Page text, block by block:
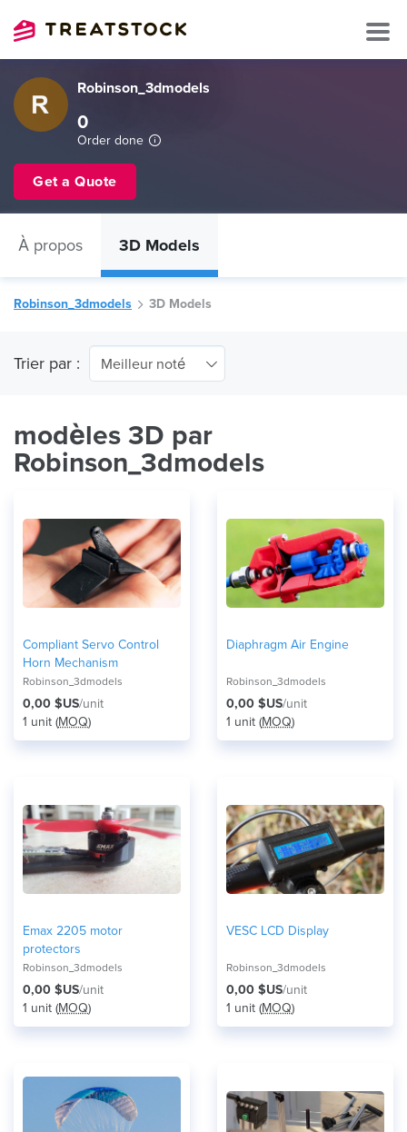
Robinson_3dmodels
0
Order done
Get a Quote
À propos 3D Models
Robinson_3dmodels 3D Models
Trier par : Meilleur noté
modèles 3D par
Robinson_3dmodels
Compliant Servo Control
Horn Mechanism
Robinson_3dmodels
0,00 $US/unit
1 unit (MOQ)
Diaphragm Air Engine
Robinson_3dmodels
0,00 $US/unit
1 unit (MOQ)
Emax 2205 motor
protectors
Robinson_3dmodels
0,00 $US/unit
1 unit (MOQ)
VESC LCD Display
Robinson_3dmodels
0,00 $US/unit
1 unit (MOQ)